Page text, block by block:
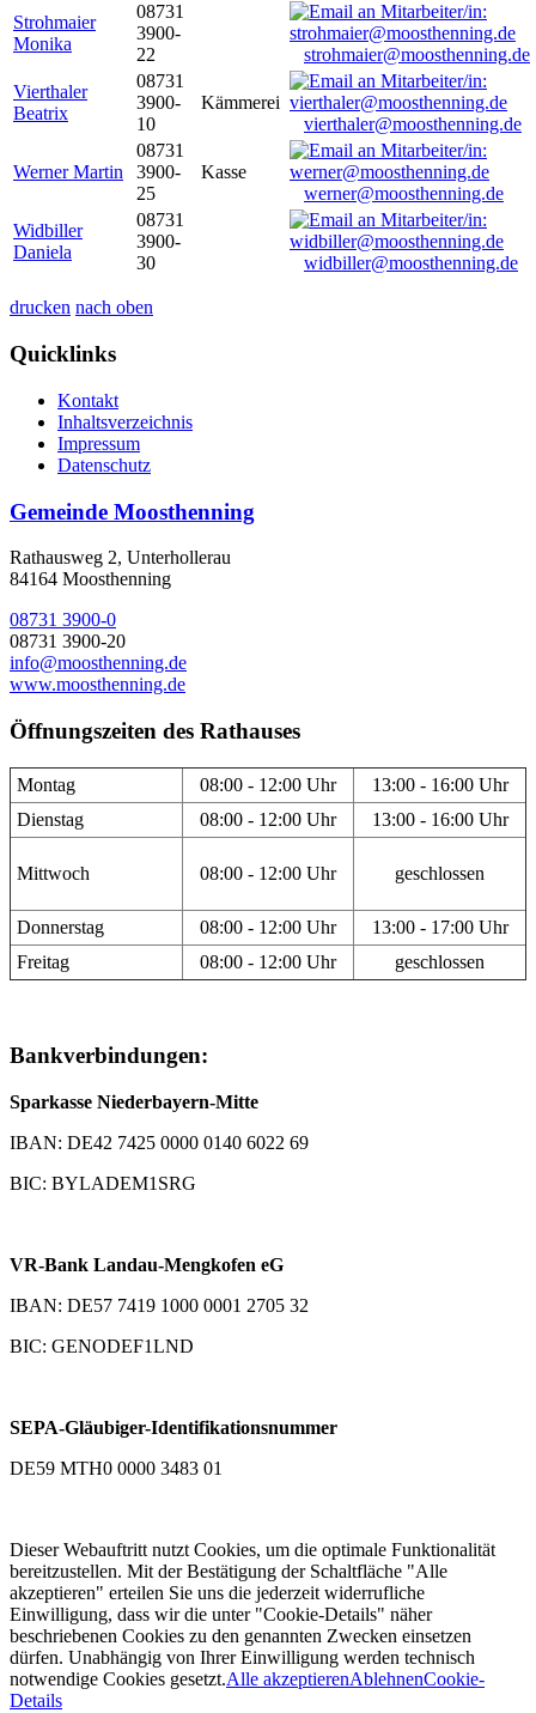
Strohmaier
Monika
08731
3900-
22
strohmaier@moosthenning.de
Vierthaler
Beatrix
08731
3900-
10
Kämmerei
vierthaler@moosthenning.de
Werner Martin
08731
3900-
25
Kasse
werner@moosthenning.de
Widbiller
Daniela
08731
3900-
30
widbiller@moosthenning.de
drucken nach oben
Quicklinks
Kontakt
Inhaltsverzeichnis
Impressum
Datenschutz
Gemeinde Moosthenning
Rathausweg 2, Unterhollerau
84164 Moosthenning
08731 3900-0
08731 3900-20
info@moosthenning.de
www.moosthenning.de
Öffnungszeiten des Rathauses
Montag 08:00 - 12:00 Uhr
13:00 - 16:00 Uhr
Dienstag
08:00 - 12:00 Uhr 13:00 - 16:00 Uhr
Mittwoch 08:00 - 12:00 Uhr geschlossen
Donnerstag 08:00 - 12:00 Uhr
13:00 - 17:00 Uhr
Freitag
08:00 - 12:00 Uhr geschlossen
Bankverbindungen:
Sparkasse Niederbayern-Mitte
IBAN: DE42 7425 0000 0140 6022 69
BIC: BYLADEM1SRG
VR-Bank Landau-Mengkofen eG
IBAN: DE57 7419 1000 0001 2705 32
BIC: GENODEF1LND
SEPA-Gläubiger-Identifikationsnummer
DE59 MTH0 0000 3483 01
Dieser Webauftritt nutzt Cookies, um die optimale Funktionalität
bereitzustellen. Mit der Bestätigung der Schaltfläche "Alle
akzeptieren" erteilen Sie uns die jederzeit widerrufliche
Einwilligung, dass wir die unter "Cookie-Details" näher
beschriebenen Cookies zu den genannten Zwecken einsetzen
dürfen. Unabhängig von Ihrer Einwilligung werden technisch
notwendige Cookies gesetzt.Alle akzeptierenAblehnenCookie-
Details